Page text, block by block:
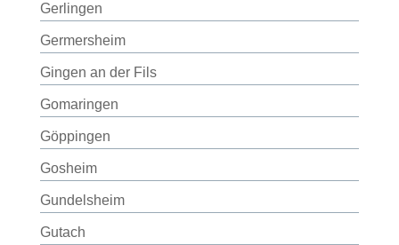
Gerlingen
Germersheim
Gingen an der Fils
Gomaringen
Göppingen
Gosheim
Gundelsheim
Gutach